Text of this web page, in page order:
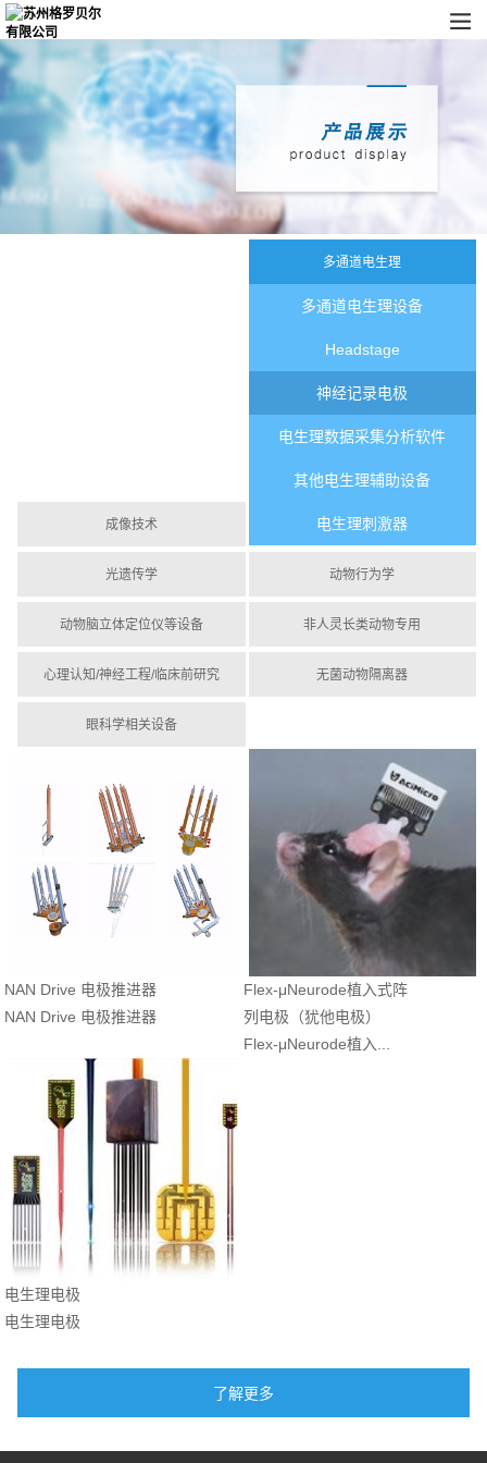
成像技术
多通道电生理
多通道电生理设备
Headstage
神经记录电极
电生理数据采集分析软件
其他电生理辅助设备
电生理刺激器
光遗传学 动物行为学
动物脑立体定位仪等设备 非人灵长类动物专用
心理认知/神经工程/临床前研究 无菌动物隔离器
眼科学相关设备
NAN Drive 电极推进器
NAN Drive 电极推进器
Flex-μNeurode植入式阵
列电极（犹他电极）
Flex-μNeurode植入...
电生理电极
电生理电极